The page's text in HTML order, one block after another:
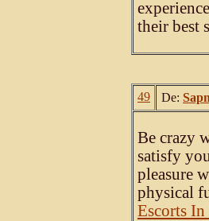
their best
49 De:
Be crazy
satisfy
pleasure
physical
Escorts In